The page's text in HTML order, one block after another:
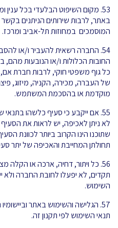
53. מקום השיפוט הבלעדי בכל ענין
באתר, לרבות שירותים הניתנים
המוסמכים במחוזות תל-אביב ומרכז.
54. החברה רשאית להעביר ו/או
החובות הכלולות ו/או הנובעות מהם,
כל גוף משפטי חוקי, לרבות חברת
של העברה, מכירה, הקניה, מיזוג,
מוקדמת או בהסכמת המשתמש.
55. אם ייקבע כי סעיף כלשהו
לא ניתן לאכיפה, יש לראות את הסעיף
שתוכנו הינו הקרוב ביותר לכוונת
תחולתן המחייבת והאכיפה של יתר
56. כל ויתור, דחיה, ארכה או
תקדים, לא יפעלו לחובת החברה ולא
השימוש.
57. הגלישה והשימוש באתר
תנאי השימוש לפי תקנון זה.